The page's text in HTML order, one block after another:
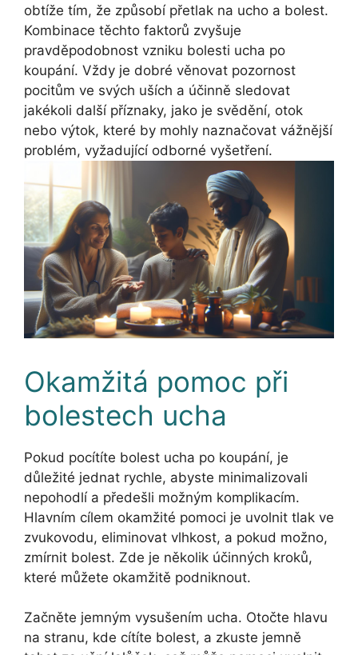
obtíže tím, že způsobí přetlak na ucho a bolest.
Kombinace těchto faktorů zvyšuje
pravděpodobnost vzniku bolesti ucha po
koupání. Vždy je dobré věnovat pozornost
pocitům ve svých uších a účinně sledovat
jakékoli další příznaky, jako je svědění, otok
nebo výtok, které by mohly naznačovat vážnější
problém, vyžadující odborné vyšetření.
Okamžitá pomoc při
bolestech ucha
Pokud pocítíte bolest ucha po koupání, je
důležité jednat rychle, abyste minimalizovali
nepohodlí a předešli možným komplikacím.
Hlavním cílem okamžité pomoci je uvolnit tlak ve
zvukovodu, eliminovat vlhkost, a pokud možno,
zmírnit bolest. Zde je několik účinných kroků,
které můžete okamžitě podniknout.
Začněte jemným vysušením ucha. Otočte hlavu
na stranu, kde cítíte bolest, a zkuste jemně